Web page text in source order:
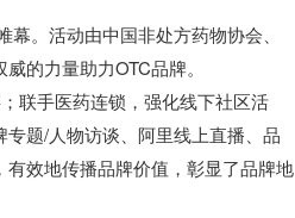
。活动由中国非处方药物协会、
的力量助力OTC品牌。
联手医药连锁，强化线下社区活
专题/人物访谈、阿里线上直播、品
效地传播品牌价值，彰显了品牌地